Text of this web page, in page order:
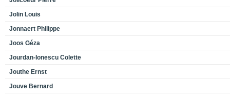
Jolin Louis
Jonnaert Philippe
Joos Géza
Jourdan-Ionescu Colette
Jouthe Ernst
Jouve Bernard